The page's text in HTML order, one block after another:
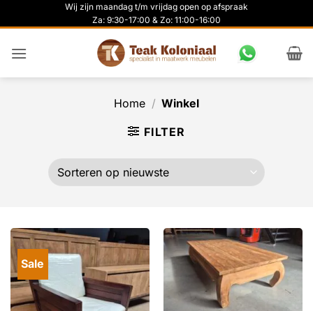
naar
Wij zijn maandag t/m vrijdag open op afspraak
Za: 9:30-17:00 & Zo: 11:00-16:00
Home / Winkel
FILTER
Sale